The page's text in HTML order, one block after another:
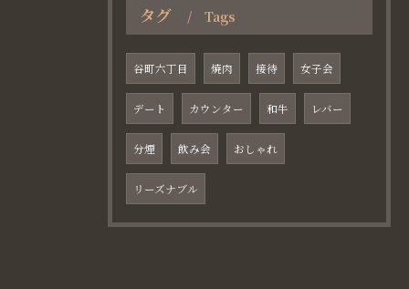
タグ Tags
谷町六丁目 焼肉 接待 女子会
デート カウンター 和牛 レバー
分煙 飲み会 おしゃれ
リーズナブル